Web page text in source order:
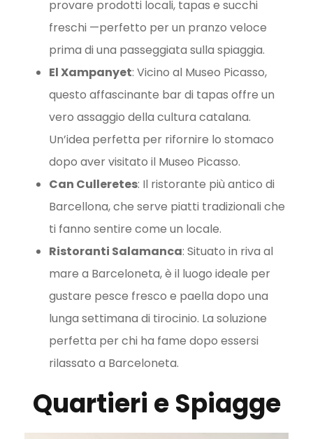
provare prodotti locali, tapas e succhi
freschi —perfetto per un pranzo veloce
prima di una passeggiata sulla spiaggia.
El Xampanyet: Vicino al Museo Picasso,
questo affascinante bar di tapas offre un
vero assaggio della cultura catalana.
Un’idea perfetta per rifornire lo stomaco
dopo aver visitato il Museo Picasso.
Can Culleretes: Il ristorante più antico di
Barcellona, che serve piatti tradizionali che
ti fanno sentire come un locale.
Ristoranti Salamanca: Situato in riva al
mare a Barceloneta, è il luogo ideale per
gustare pesce fresco e paella dopo una
lunga settimana di tirocinio. La soluzione
perfetta per chi ha fame dopo essersi
rilassato a Barceloneta.
Quartieri e Spiagge